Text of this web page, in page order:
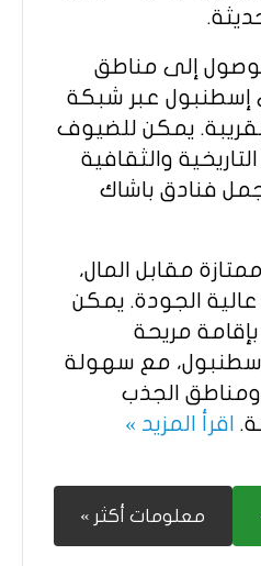
إلى مناطق
إسطنبول عبر شبكة
يمكن للضيوف
والثقافية
فنادق باشاك
مقابل المال،
الجودة. يمكن
مريحة
مع سهولة
ومناطق الجذب
اقرأ المزيد »
معلومات أكثر »